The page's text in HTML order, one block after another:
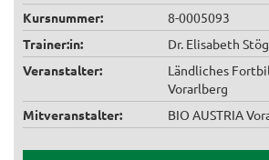
Kursnummer:
8-0005093
Trainer:in:
Dr. Elisabeth
Veranstalter:
Ländliches
Vorarlberg
Mitveranstalter:
BIO AUSTRIA